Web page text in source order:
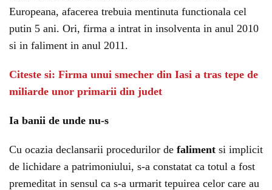
Europeana, afacerea trebuia mentinuta functionala cel
putin 5 ani. Ori, firma a intrat in insolventa in anul 2010
si in faliment in anul 2011.
Citeste si: Firma unui smecher din Iasi a tras tepe de
miliarde unor primarii din judet
Ia banii de unde nu-s
Cu ocazia declansarii procedurilor de faliment si implicit
de lichidare a patrimoniului, s-a constatat ca totul a fost
premeditat in sensul ca s-a urmarit tepuirea celor care au